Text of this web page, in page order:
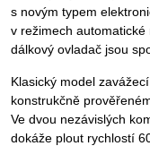
s novým typem
v režimech
dálkový ovladač jsou
Klasický model
konstrukčně
Ve dvou nezávislých
dokáže plout rychlostí